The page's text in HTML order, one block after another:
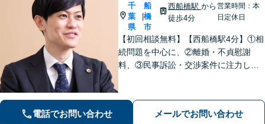
千
葉
県
|
船
橋
市
西船橋駅 から
徒歩4分
営業時間：本
日定休日
【初回相談無料】【西船橋駅4分】①相
続問題を中心に、②離婚・不貞慰謝
料、③民事訴訟・交渉案件に注力して
直接、初回相談から解決まで一貫して
丁寧にサポートいたします。【夜間・
電話でお問い合わせ メールでお問い合わせ